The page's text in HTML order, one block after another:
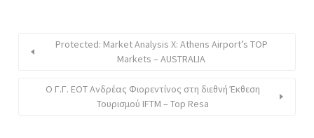
Protected: Market Analysis X: Athens Airport’s TOP
Markets – AUSTRALIA
Ο Γ.Γ. ΕΟΤ Ανδρέας Φιορεντίνος στη διεθνή Έκθεση
Τουρισμού IFTM – Top Resa